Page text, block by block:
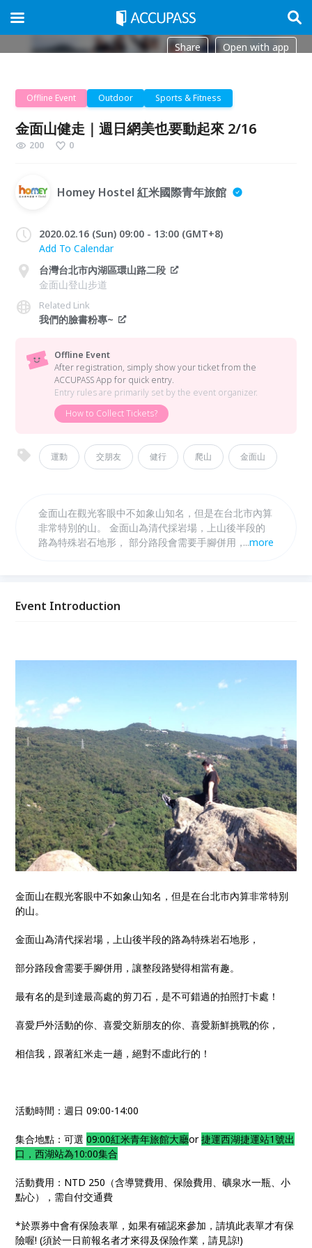
Share Open with app
Offline Event Outdoor Sports & Fitness
金面山健走｜週日網美也要動起來 2/16
200 0
Homey Hostel 紅米國際青年旅館
2020.02.16 (Sun) 09:00 - 13:00 (GMT+8)
Add To Calendar
台灣台北市內湖區環山路二段
金面山登山步道
Related Link
我們的臉書粉專~
Offline Event
After registration, simply show your ticket from the
ACCUPASS App for quick entry.
Entry rules are primarily set by the event organizer.
How to Collect Tickets?
運動 交朋友 健行 爬山 金面山
金面山在觀光客眼中不如象山知名，但是在台北市內算
非常特別的山。 金面山為清代採岩場，上山後半段的
路為特殊岩石地形， 部分路段會需要手腳併用，讓整
著紅米走一趟，絕對不虛此行的！
...more
Event Introduction
金面山在觀光客眼中不如象山知名，但是在台北市內算非常特別
的山。
金面山為清代採岩場，上山後半段的路為特殊岩石地形，
部分路段會需要手腳併用，讓整段路變得相當有趣。
最有名的是到達最高處的剪刀石，是不可錯過的拍照打卡處！
喜愛戶外活動的你、喜愛交新朋友的你、喜愛新鮮挑戰的你，
相信我，跟著紅米走一趟，絕對不虛此行的！
活動時間：週日 09:00-14:00
集合地點：可選09:00紅米青年旅館大廳or捷運西湖捷運站1號出
口，西湖站為10:00集合
活動費用：NTD 250（含導覽費用、保險費用、礦泉水一瓶、小
點心），需自付交通費
*於票券中會有保險表單，如果有確認來參加，請填此表單才有保
險喔! (須於一日前報名者才來得及保險作業，請見諒!)